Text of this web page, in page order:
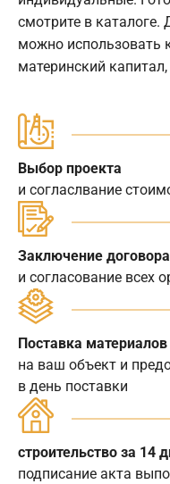
смотрите в каталоге.
можно использовать
материнский
Выбор проекта
и согласлвание
Заключение договора
и согласование всех
Поставка материалов
на ваш объект и
в день поставки
строительство за 14
подписание акта